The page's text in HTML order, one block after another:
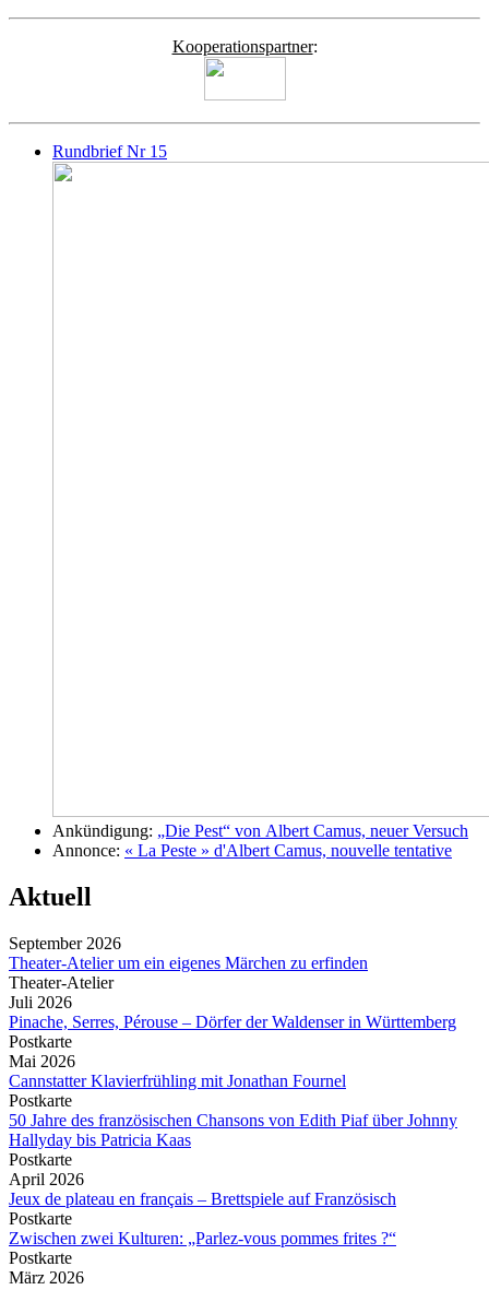
Kooperationspartner:
Rundbrief Nr 15
Ankündigung: „Die Pest“ von Albert Camus, neuer Versuch
Annonce: « La Peste » d'Albert Camus, nouvelle tentative
Aktuell
September 2026
Theater-Atelier um ein eigenes Märchen zu erfinden
Theater-Atelier
Juli 2026
Pinache, Serres, Pérouse – Dörfer der Waldenser in Württemberg
Postkarte
Mai 2026
Cannstatter Klavierfrühling mit Jonathan Fournel
Postkarte
50 Jahre des französischen Chansons von Edith Piaf über Johnny
Hallyday bis Patricia Kaas
Postkarte
April 2026
Jeux de plateau en français – Brettspiele auf Französisch
Postkarte
Zwischen zwei Kulturen: „Parlez-vous pommes frites ?“
Postkarte
März 2026